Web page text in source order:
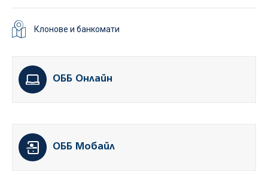
Клонове и банкомати
ОББ Онлайн
ОББ Мобайл